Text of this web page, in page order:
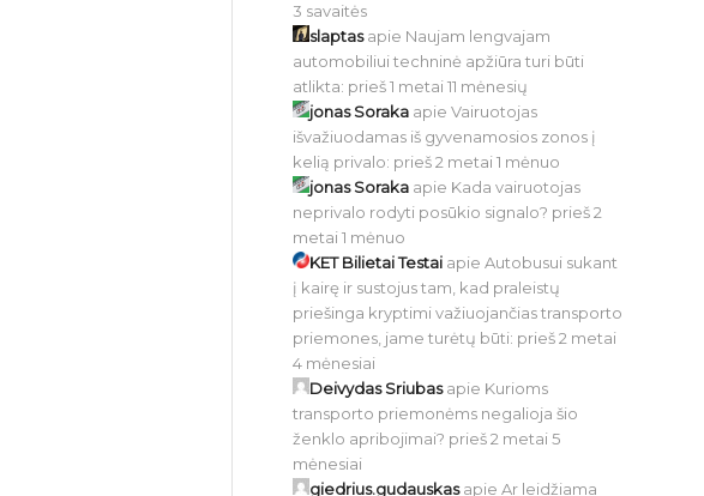
3 savaitės
slaptasapie Naujam lengvajam
automobiliui techninė apžiūra turi būti
atlikta: prieš 1 metai 11 mėnesių
jonas Soraka apieVairuotojas
išvažiuodamas iš gyvenamosios zonos į
kelią privalo: prieš 2 metai 1 mėnuo
jonas Soraka apie Kada vairuotojas
neprivalo rodyti posūkio signalo? prieš 2
metai 1 mėnuo
KET Bilietai Testai apieAutobusui sukant
į kairę ir sustojus tam, kad praleistų
priešinga kryptimi važiuojančias transporto
priemones, jame turėtų būti: prieš 2 metai
4 mėnesiai
Deivydas Sriubasapie Kurioms
transporto priemonėms negalioja šio
ženklo apribojimai? prieš 2 metai 5
mėnesiai
giedrius.gudauskasapieAr leidžiama